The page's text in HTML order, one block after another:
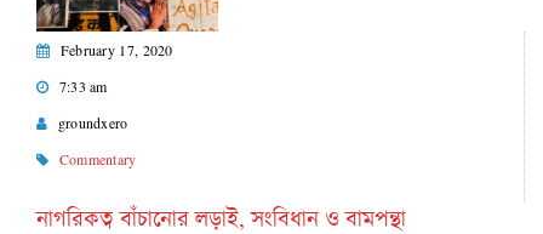
February 17, 2020
7:33 am
groundxero
Commentary
নাগরিকত্ব বাঁচানোর লড়াই, সংবিধান ও বামপন্থা